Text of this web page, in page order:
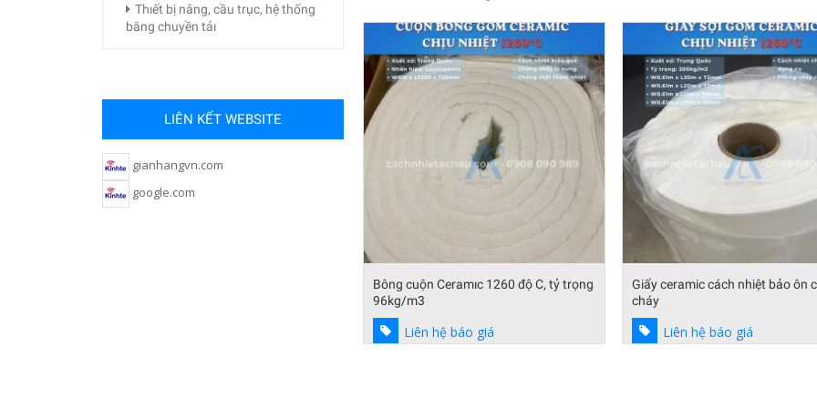
Giấy ceramic cách nhiệt bảo ôn chống
cháy
Liên hệ báo giá
Bông gốm dạng cuộn bảo ôn
cháy
Liên hệ báo giá
Thıết bị nâng, cầu trục, hệ thống
băng chuyền tảı
LIÊN KẾT WEBSITE
gianhangvn.com
google.com